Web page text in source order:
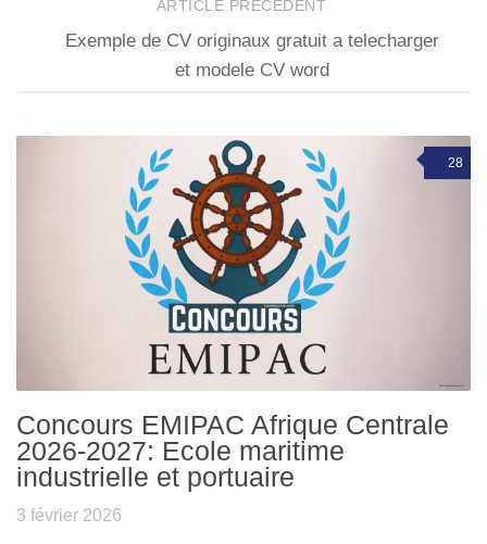
ARTICLE PRÉCÉDENT
Exemple de CV originaux gratuit a telecharger
et modele CV word
28
Concours EMIPAC Afrique Centrale
2026-2027: Ecole maritime
industrielle et portuaire
3 février 2026